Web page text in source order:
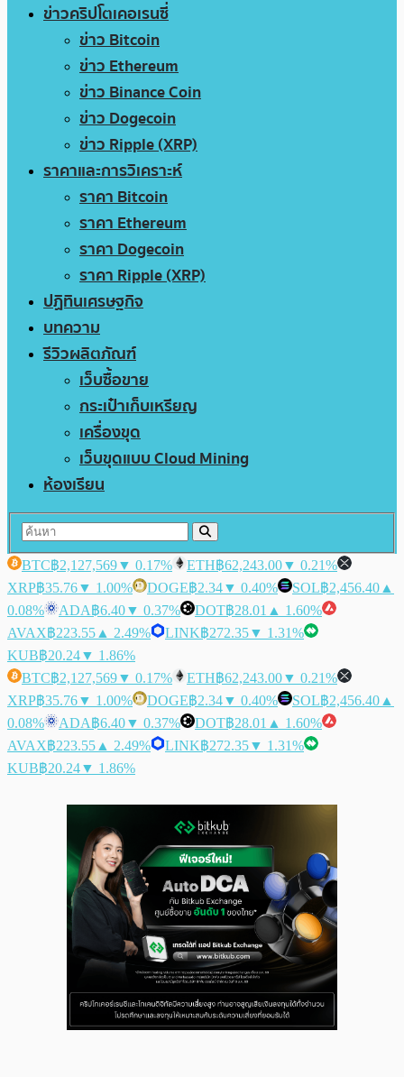
ข่าวคริปโตเคอเรนซี่
ข่าว Bitcoin
ข่าว Ethereum
ข่าว Binance Coin
ข่าว Dogecoin
ข่าว Ripple (XRP)
ราคาและการวิเคราะห์
ราคา Bitcoin
ราคา Ethereum
ราคา Dogecoin
ราคา Ripple (XRP)
ปฏิทินเศรษฐกิจ
บทความ
รีวิวผลิตภัณฑ์
เว็บซื้อขาย
กระเป๋าเก็บเหรียญ
เครื่องขุด
เว็บขุดแบบ Cloud Mining
ห้องเรียน
BTC฿2,127,569▼ 0.17% ETH฿62,243.00▼ 0.21%
XRP฿35.76▼ 1.00% DOGE฿2.34▼ 0.40% SOL฿2,456.40 ▲
0.08%
ADA฿6.40▼ 0.37% DOT฿28.01 ▲ 1.60%
AVAX฿223.55 ▲ 2.49% LINK฿272.35▼ 1.31%
KUB฿20.24▼ 1.86%
BTC฿2,127,569▼ 0.17% ETH฿62,243.00▼ 0.21%
XRP฿35.76▼ 1.00% DOGE฿2.34▼ 0.40% SOL฿2,456.40 ▲
0.08%
ADA฿6.40▼ 0.37% DOT฿28.01 ▲ 1.60%
AVAX฿223.55 ▲ 2.49% LINK฿272.35▼ 1.31%
KUB฿20.24▼ 1.86%